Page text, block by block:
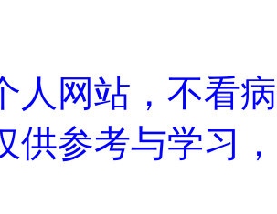
人网站，不看
供参考与学习